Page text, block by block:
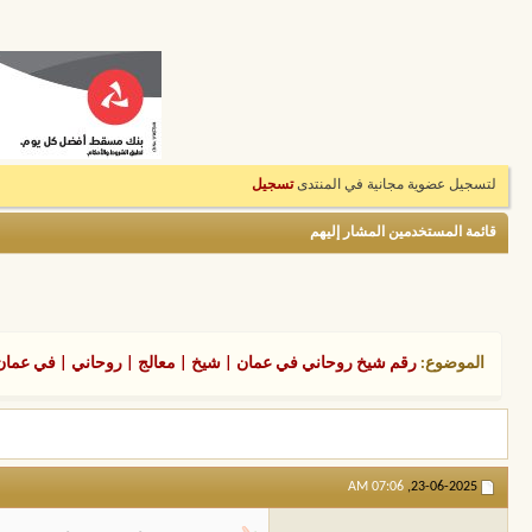
لتسجيل عضوية مجانية في المنتدىتسجيل
قائمة المستخدمين المشار إليهم
الموضوع: رقم شيخ روحاني في عمان | شيخ | معالج | روحاني | في
23-06-2025,
07:06 AM